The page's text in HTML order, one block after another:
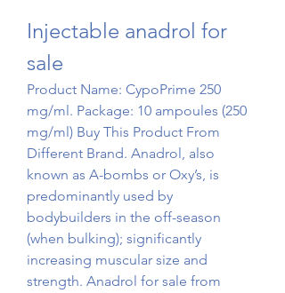
Injectable anadrol for
sale
Product Name: CypoPrime 250
mg/ml. Package: 10 ampoules (250
mg/ml) Buy This Product From
Different Brand. Anadrol, also
known as A-bombs or Oxy’s, is
predominantly used by
bodybuilders in the off-season
(when bulking); significantly
increasing muscular size and
strength. Anadrol for sale from